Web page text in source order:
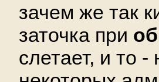
зачем же так
заточка при
слетает, и то